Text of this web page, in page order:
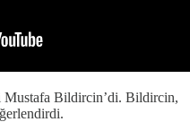
Mustafa Bildircin’di. Bildircin,